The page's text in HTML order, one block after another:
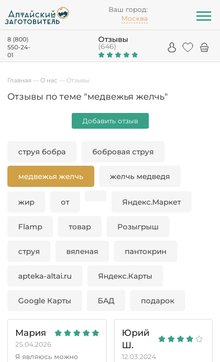
Ваш город:
Москва
8 (800)
550-24-
01
Отзывы
(646)
Главная — О нас — Отзывы
Отзывы по теме "медвежья желчь"
Добавить отзыв
струя бобра бобровая струя
медвежья желчь желчь медведя
жир от Яндекс.Маркет
Flamp товар Розыгрыш
струя вяленая пантокрин
apteka-altai.ru Яндекс.Карты
Google Карты БАД подарок
Мария
25.04.2026
Я являюсь можно
Юрий
Ш.
12.03.2024